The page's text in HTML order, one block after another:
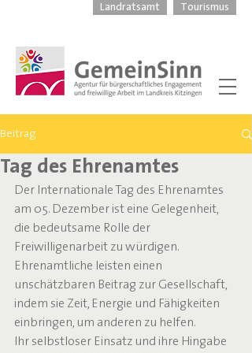
Landratsamt Tourismus
Beitrag
Tag des Ehrenamtes
Der Internationale Tag des Ehrenamtes
am 05. Dezember ist eine Gelegenheit,
die bedeutsame Rolle der
Freiwilligenarbeit zu würdigen.
Ehrenamtliche leisten einen
unschätzbaren Beitrag zur Gesellschaft,
indem sie Zeit, Energie und Fähigkeiten
einbringen, um anderen zu helfen.
Ihr selbstloser Einsatz und ihre Hingabe